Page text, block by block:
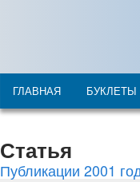
ГЛАВНАЯ БУКЛЕТЫ
Статья
Публикации 2001